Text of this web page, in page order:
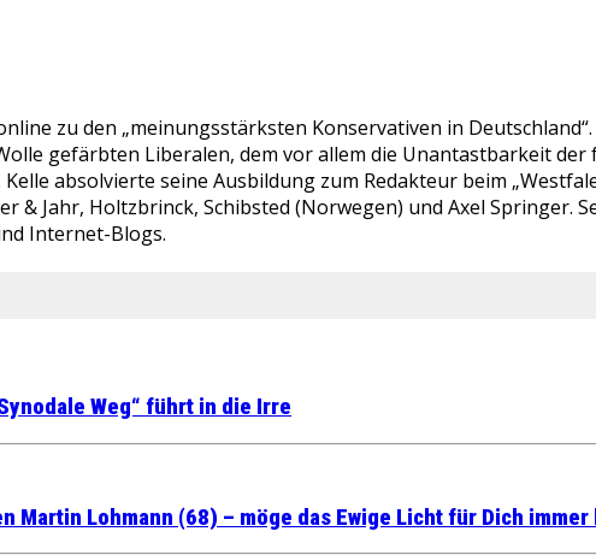
zu den „meinungsstärksten Konservativen in
gefärbten Liberalen, dem vor allem die Unantastbarkeit
absolvierte seine Ausbildung zum Redakteur beim
& Jahr, Holtzbrinck, Schibsted (Norwegen) und Axel Springer.
Internet-Blogs.
Weg“ führt in die Irre
Martin Lohmann (68) – möge das Ewige Licht für Dich